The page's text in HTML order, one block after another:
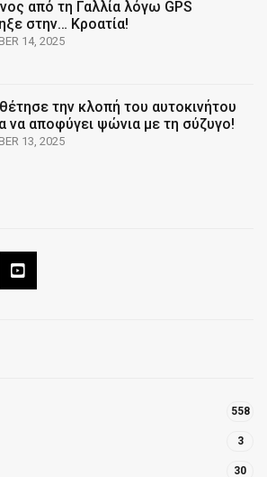
από τη Γαλλία λόγω GPS
στην… Κροατία!
14, 2025
την κλοπή του αυτοκινήτου
να αποφύγει ψώνια με τη σύζυγο!
13, 2025
558
3
30